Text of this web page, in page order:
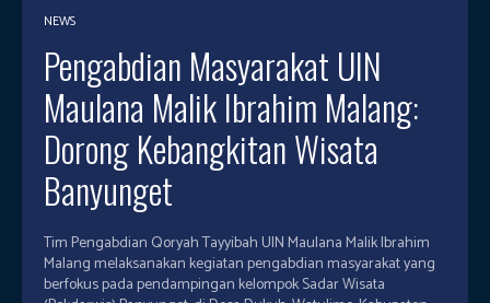
NEWS
Pengabdian Masyarakat UIN
Maulana Malik Ibrahim Malang:
Dorong Kebangkitan Wisata
Banyunget
Tim Pengabdian Qoryah Tayyibah UIN Maulana Malik Ibrahim
Malang melaksanakan kegiatan pengabdian masyarakat yang
berfokus pada pendampingan kelompok Sadar Wisata